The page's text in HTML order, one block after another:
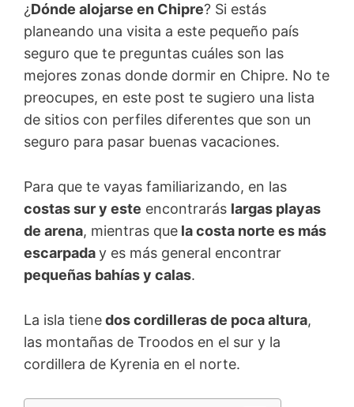
¿Dónde alojarse en Chipre? Si estás
planeando una visita a este pequeño país
seguro que te preguntas cuáles son las
mejores zonas donde dormir en Chipre. No te
preocupes, en este post te sugiero una lista
de sitios con perfiles diferentes que son un
seguro para pasar buenas vacaciones.
Para que te vayas familiarizando, en las
costas sur y este encontrarás largas playas
de arena, mientras que la costa norte es más
escarpaday es más general encontrar
pequeñas bahías y calas.
La isla tienedos cordilleras de poca altura,
las montañas de Troodos en el sur y la
cordillera de Kyrenia en el norte.